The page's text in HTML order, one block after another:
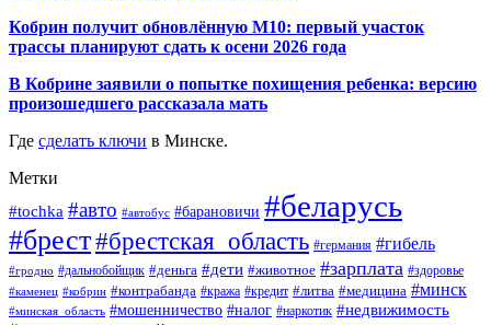
Кобрин получит обновлённую М10: первый участок
трассы планируют сдать к осени 2026 года
В Кобрине заявили о попытке похищения ребенка: версию
произошедшего рассказала мать
Где сделать ключи в Минске.
Метки
#tochka #авто #автобус #барановичи #беларусь
#брест#брестская_область #германия #гибель
#гродно #дальнобойщик #деньга #дети #животное #зарплата #здоровье
#каменец #кобрин #контрабанда #кража #кредит #литва #медицина #минск
#минская_область #мошенничество #налог #наркотик #недвижимость